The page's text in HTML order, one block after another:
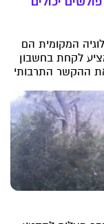
המקומית הם
לקחת בחשבון
ההקשר התרבותי